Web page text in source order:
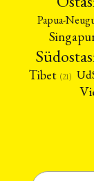
Papua-
Tibet (21)